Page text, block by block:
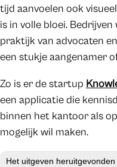
tijd aanvoelen ook
is in volle bloei.
praktijk van advocaten
een stukje aangenamer
Zo is er de startup
een applicatie die
binnen het kantoor als
mogelijk wil maken.
Het uitgeven heruitgevonden